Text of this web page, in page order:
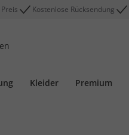
Kostenlose Rücksendung
Kleider Premium